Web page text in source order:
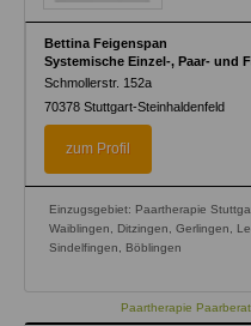
Bettina Feigenspan
Systemische Einzel-, Paar- und
Schmollerstr. 152a
70378 Stuttgart-Steinhaldenfeld
zum Profil
Einzugsgebiet: Paartherapie
Waiblingen, Ditzingen, Gerlingen,
Sindelfingen, Böblingen
Paartherapie